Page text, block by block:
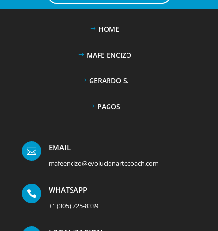
HOME
MAFE ENCIZO
GERARDO S.
PAGOS
 EMAIL
mafeencizo@evolucionartecoach.com
 WHATSAPP
+1 (305) 725-8339